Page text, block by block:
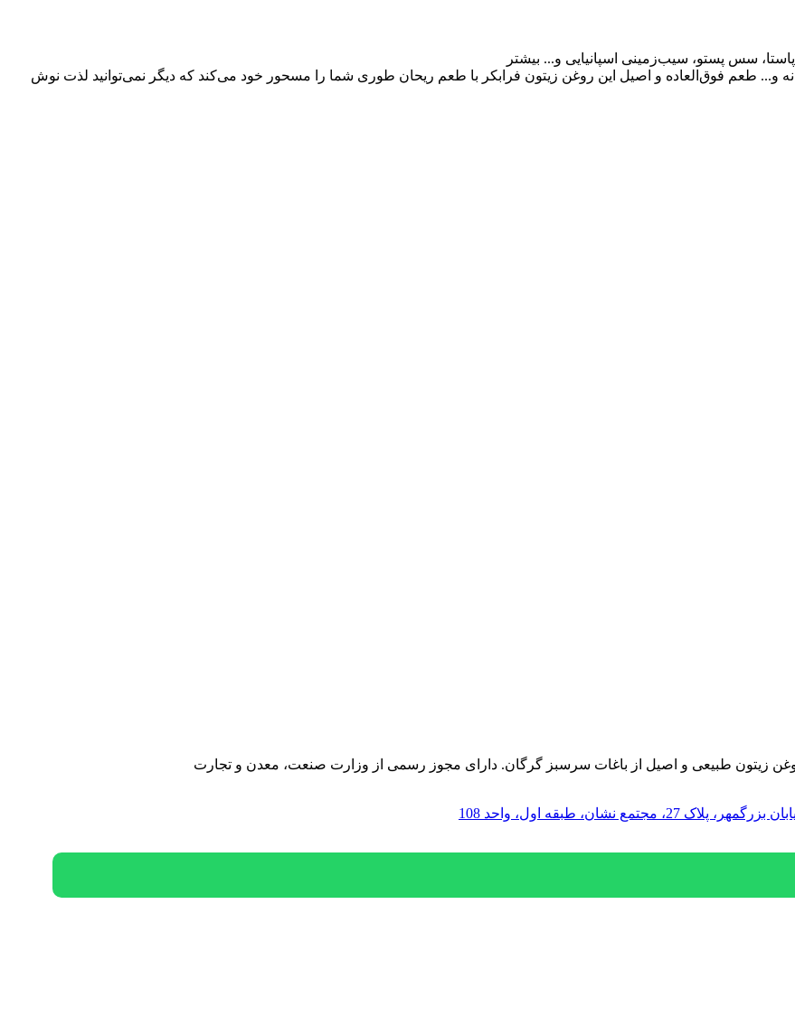
سس پستو، سیب‌زمینی اسپانیایی و... بیشتر
و... طعم فوق‌العاده و اصیل این روغن زیتون فرابکر با طعم ریحان طوری شما را مسحور خود می‌کند که دیگر نمی‌توانید لذت نوش
روغن زیتون طبیعی و اصیل از باغات سرسبز گرگان. دارای مجوز رسمی از وزارت صنعت، معدن و تجارت
نشان، طبقه اول، واحد 108